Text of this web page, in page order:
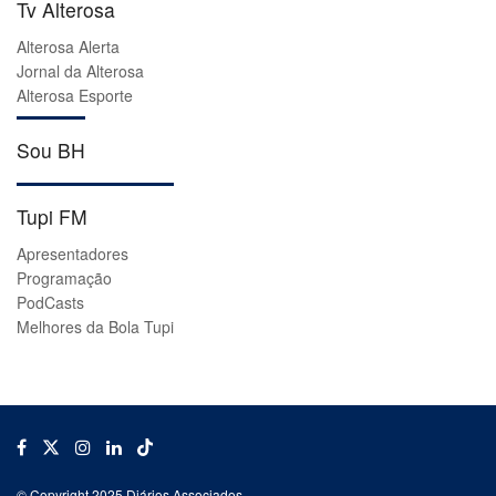
Tv Alterosa
Alterosa Alerta
Jornal da Alterosa
Alterosa Esporte
Sou BH
Tupi FM
Apresentadores
Programação
PodCasts
Melhores da Bola Tupi